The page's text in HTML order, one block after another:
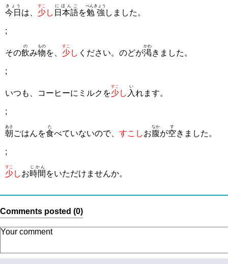
今日
きょう
は、 少
すこ
し 日本語
にほんご
を勉強
べんきょう
しました。
;
その飲
の
み物
もの
を、 少
すこ
し ください。のどが渇
かわ
きました。
;
いつも、コーヒーにミルクを少
すこ
し 入
い
れます。
;
朝
あさ
ごはんを食
た
べていないので、 すこしお腹
なか
が空
す
きました。
;
少
すこ
しお時間
じかん
をいただけませんか。
Comments posted (0)